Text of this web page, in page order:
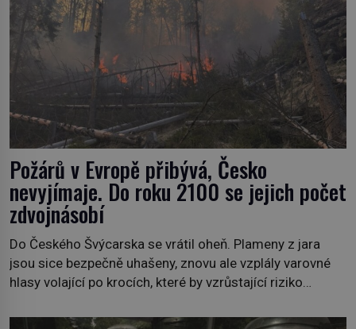
Požárů v Evropě přibývá, Česko
nevyjímaje. Do roku 2100 se jejich počet
zdvojnásobí
Do Českého Švýcarska se vrátil oheň. Plameny z jara
jsou sice bezpečně uhašeny, znovu ale vzplály varovné
hlasy volající po krocích, které by vzrůstající riziko
požáry už nejsou problémem pouze vzdáleného